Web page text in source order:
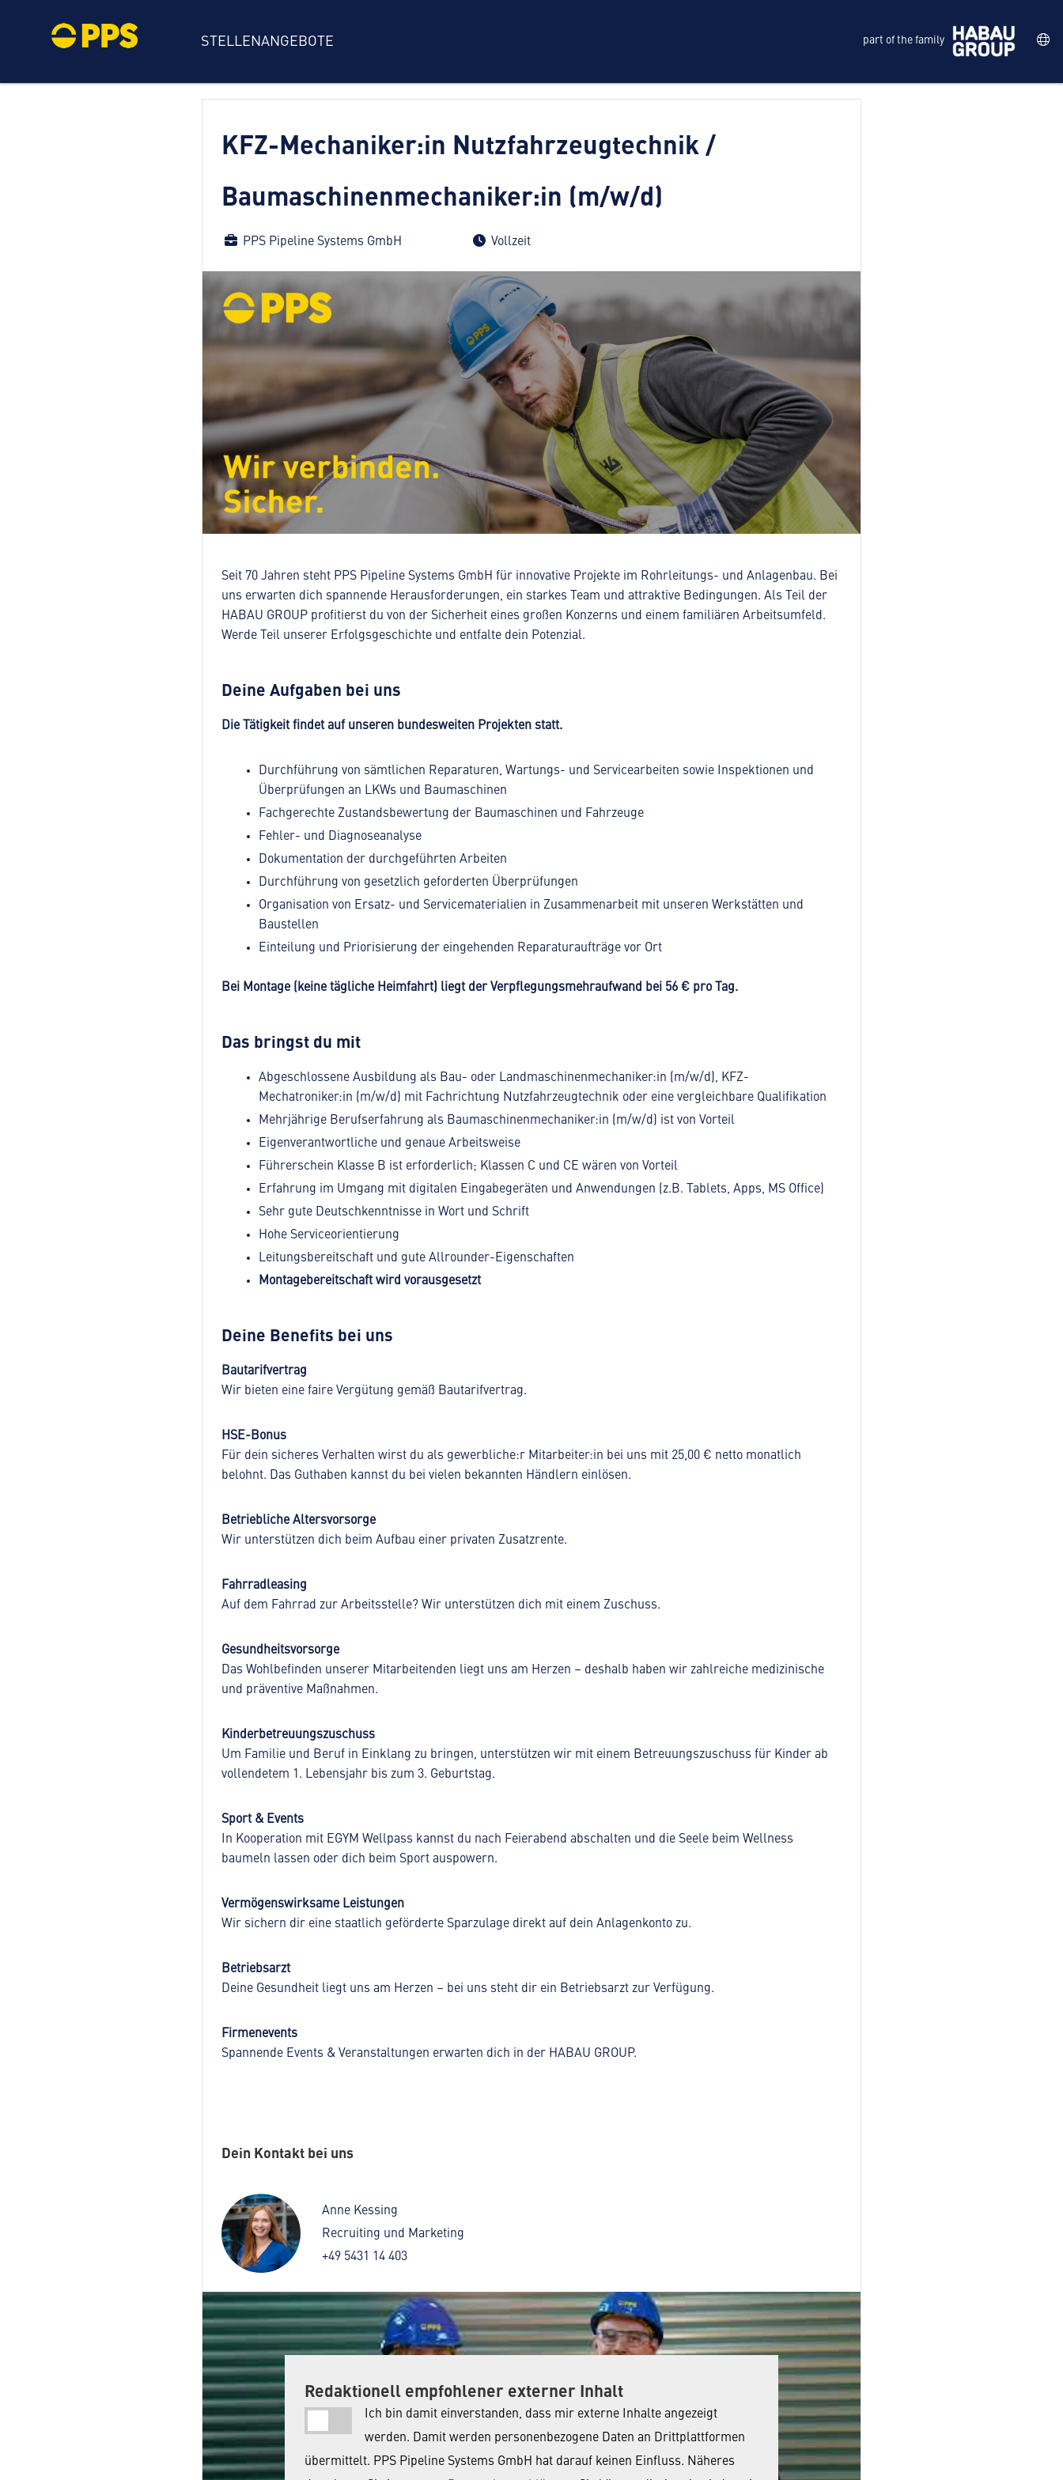
STELLENANGEBOTE part of the family
KFZ-Mechaniker:in Nutzfahrzeugtechnik /
Baumaschinenmechaniker:in (m/w/d)
PPS Pipeline Systems GmbH Vollzeit
Seit 70 Jahren steht PPS Pipeline Systems GmbH für innovative Projekte im Rohrleitungs- und Anlagenbau. Bei
uns erwarten dich spannende Herausforderungen, ein starkes Team und attraktive Bedingungen. Als Teil der
HABAU GROUP profitierst du von der Sicherheit eines großen Konzerns und einem familiären Arbeitsumfeld.
Werde Teil unserer Erfolgsgeschichte und entfalte dein Potenzial.
Deine Aufgaben bei uns
Die Tätigkeit findet auf unseren bundesweiten Projekten statt.
Durchführung von sämtlichen Reparaturen, Wartungs- und Servicearbeiten sowie Inspektionen und
Überprüfungen an LKWs und Baumaschinen
Fachgerechte Zustandsbewertung der Baumaschinen und Fahrzeuge
Fehler- und Diagnoseanalyse
Dokumentation der durchgeführten Arbeiten
Durchführung von gesetzlich geforderten Überprüfungen
Organisation von Ersatz- und Servicematerialien in Zusammenarbeit mit unseren Werkstätten und
Baustellen
Einteilung und Priorisierung der eingehenden Reparaturaufträge vor Ort
Bei Montage (keine tägliche Heimfahrt) liegt der Verpflegungsmehraufwand bei 56 € pro Tag.
Das bringst du mit
Abgeschlossene Ausbildung als Bau- oder Landmaschinenmechaniker:in (m/w/d), KFZ-
Mechatroniker:in (m/w/d) mit Fachrichtung Nutzfahrzeugtechnik oder eine vergleichbare Qualifikation
Mehrjährige Berufserfahrung als Baumaschinenmechaniker:in (m/w/d) ist von Vorteil
Eigenverantwortliche und genaue Arbeitsweise
Führerschein Klasse B ist erforderlich; Klassen C und CE wären von Vorteil
Erfahrung im Umgang mit digitalen Eingabegeräten und Anwendungen (z.B. Tablets, Apps, MS Office)
Sehr gute Deutschkenntnisse in Wort und Schrift
Hohe Serviceorientierung
Leitungsbereitschaft und gute Allrounder-Eigenschaften
Montagebereitschaft wird vorausgesetzt
Deine Benefits bei uns
Bautarifvertrag
Wir bieten eine faire Vergütung gemäß Bautarifvertrag.
HSE-Bonus
Für dein sicheres Verhalten wirst du als gewerbliche:r Mitarbeiter:in bei uns mit 25,00 € netto monatlich
belohnt. Das Guthaben kannst du bei vielen bekannten Händlern einlösen.
Betriebliche Altersvorsorge
Wir unterstützen dich beim Aufbau einer privaten Zusatzrente.
Fahrradleasing
Auf dem Fahrrad zur Arbeitsstelle? Wir unterstützen dich mit einem Zuschuss.
Gesundheitsvorsorge
Das Wohlbefinden unserer Mitarbeitenden liegt uns am Herzen – deshalb haben wir zahlreiche medizinische
und präventive Maßnahmen.
Kinderbetreuungszuschuss
Um Familie und Beruf in Einklang zu bringen, unterstützen wir mit einem Betreuungszuschuss für Kinder ab
vollendetem 1. Lebensjahr bis zum 3. Geburtstag.
Sport & Events
In Kooperation mit EGYM Wellpass kannst du nach Feierabend abschalten und die Seele beim Wellness
baumeln lassen oder dich beim Sport auspowern.
Vermögenswirksame Leistungen
Wir sichern dir eine staatlich geförderte Sparzulage direkt auf dein Anlagenkonto zu.
Betriebsarzt
Deine Gesundheit liegt uns am Herzen – bei uns steht dir ein Betriebsarzt zur Verfügung.
Firmenevents
Spannende Events & Veranstaltungen erwarten dich in der HABAU GROUP.
Dein Kontakt bei uns
Anne Kessing
Recruiting und Marketing
+49 5431 14 403
Redaktionell empfohlener externer Inhalt
Ich bin damit einverstanden, dass mir externe Inhalte angezeigt
werden. Damit werden personenbezogene Daten an Drittplattformen
übermittelt. PPS Pipeline Systems GmbH hat darauf keinen Einfluss. Näheres